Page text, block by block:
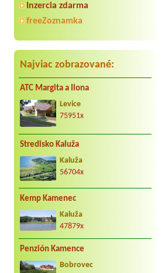
Inzercia zdarma
freeZoznamka
Najviac zobrazované:
ATC Margita a Ilona
Levice
75951x
Stredisko Kaluža
Kaluža
56704x
Kemp Kamenec
Kaluža
47879x
Penzión Kamence
Bobrovec